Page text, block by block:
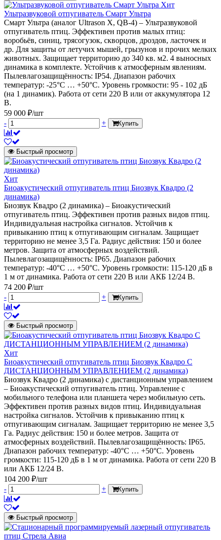
Хит
Ультразвуковой отпугиватель Смарт Ультра
Смарт Ультра (аналог Ultrason X, QB-4) – Ультразвуковой
отпугиватель птиц. Эффективен против малых птиц:
воробьёв, синиц, трясогузок, скворцов, дроздов, ласточек и
др. Для защиты от летучих мышей, грызунов и прочих мелких
животных. Защищает территорию до 340 кв. м2. 4 выносных
динамика в комплекте. Устойчив к атмосферным явлениям.
Пылевлагозащищённость: IP54. Диапазон рабочих
температур: -25°C … +50°C. Уровень громкости: 95 - 102 дБ
(на 1 динамик). Работа от сети 220 В или от аккумулятора 12
В.
59 000 ₽/шт
-
+ Купить
Быстрый просмотр
Хит
Биоакустический отпугиватель птиц Биозвук Квадро (2
динамика)
Биозвук Квадро (2 динамика) – Биоакустический
отпугиватель птиц. Эффективен против разных видов птиц.
Индивидуальная настройка сигналов. Устойчив к
привыканию птиц к отпугивающим сигналам. Защищает
территорию не менее 3,5 Га. Радиус действия: 150 и более
метров. Защита от атмосферных воздействий.
Пылевлагозащищённость: IP65. Диапазон рабочих
температур: -40°C … +50°C. Уровень громкости: 115-120 дБ в
1 м от динамика. Работа от сети 220 В или АКБ 12/24 В.
74 200 ₽/шт
-
+ Купить
Быстрый просмотр
Хит
Биоакустический отпугиватель птиц Биозвук Квадро С
ДИСТАНЦИОННЫМ УПРАВЛЕНИЕМ (2 динамика)
Биозвук Квадро (2 динамика) с дистанционным управлением
– Биоакустический отпугиватель птиц. Управление с
мобильного телефона или планшета через мобильную сеть.
Эффективен против разных видов птиц. Индивидуальная
настройка сигналов. Устойчив к привыканию птиц к
отпугивающим сигналам. Защищает территорию не менее 3,5
Га. Радиус действия: 150 и более метров. Защита от
атмосферных воздействий. Пылевлагозащищённость: IP65.
Диапазон рабочих температур: -40°C … +50°C. Уровень
громкости: 115-120 дБ в 1 м от динамика. Работа от сети 220 В
или АКБ 12/24 В.
104 200 ₽/шт
-
+ Купить
Быстрый просмотр